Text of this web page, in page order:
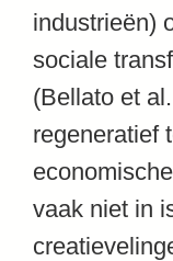
industrieën)
sociale
(Bellato et
regeneratief
vaak niet in